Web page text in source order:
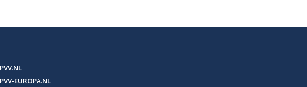
PVV.NL
PVV-EUROPA.NL